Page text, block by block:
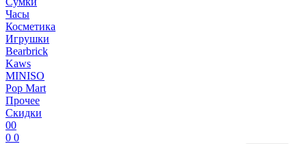
Часы
Косметика
Игрушки
Bearbrick
Kaws
MINISO
Pop Mart
Прочее
Скидки
00
0 0